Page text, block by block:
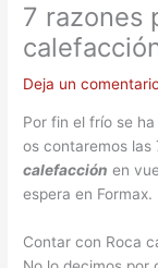
7 razones
Deja un
Por fin el frío se
os contaremos las
calefacción en
espera en Formax.
Contar con Roca